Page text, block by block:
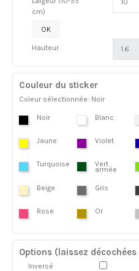
cm)
OK
Hauteur
Couleur du sticker
Coleur sélectionnée: Noir
Noir Blanc
Jaune Violet
Turquoise Vert
armée
Beige Gris
Rose Or
Options (laissez
Inversé